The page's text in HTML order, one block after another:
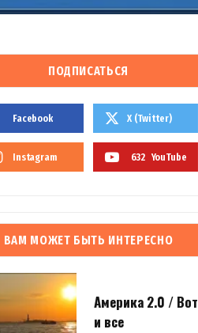
ПОДПИСАТЬСЯ
Facebook X (Twitter)
Instagram 632 YouTube
ВАМ МОЖЕТ БЫТЬ ИНТЕРЕСНО
Америка 2.0 / Вот
и все